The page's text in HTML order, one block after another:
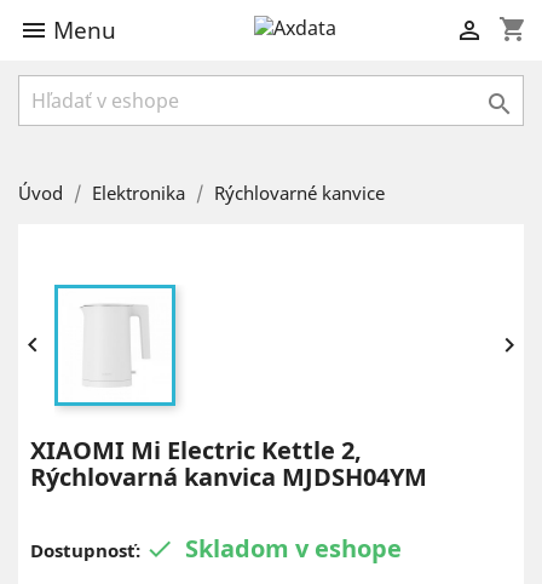
 Menu shopping_cart


Úvod Elektronika Rýchlovarné kanvice
 
XIAOMI Mi Electric Kettle 2,
Rýchlovarná kanvica MJDSH04YM
Dostupnosť:  Skladom v eshope